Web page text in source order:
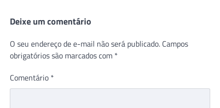
Deixe um comentário
O seu endereço de e-mail não será publicado. Campos
obrigatórios são marcados com *
Comentário *